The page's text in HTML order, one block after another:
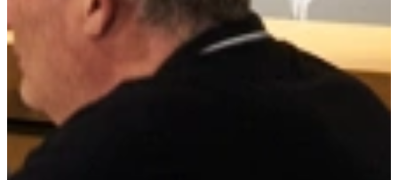
lagen, buiten en binnenzijde hoogwaardig 18/10 roestvrijstaal, en
daartussenin supergeleidend alluminium. * Tri-Ply pannen hebben
een unieke warmteverdeling, besparen hierdoor kooktijd en energie,
en bakt hierdoor veel minder snel aan. * Tri-Ply pannen roesten niet,
ook niet in de vaatwasser! De pannen en deksels druipen prima af in
de vaatwasser. * Tri-Ply pannen bodems blijven mooi vlak ook na
tientallen jaren gebruik. * Tri-Ply pannen zijn ontwikkeld voor
proffessionele koks en kokkinnen! * Tri-Ply pannen hebben
ergonomische en geisoleerde hadvaten en grepen. * Tri-Ply pannen
zijn vrijwel trillingsvrij bij het koken. * Tri-Ply pannen hebben
afgeronde binnenhoeken, eenvoudig met roeren. * Tri-Ply pannen